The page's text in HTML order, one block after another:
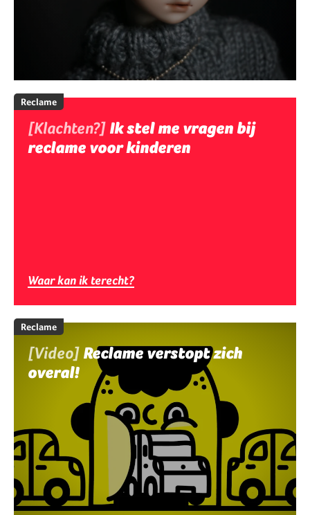
Reclame
[Klachten?] Ik stel me vragen bij
reclame voor kinderen
Waar kan ik terecht?
Reclame
[Video] Reclame verstopt zich
overal!